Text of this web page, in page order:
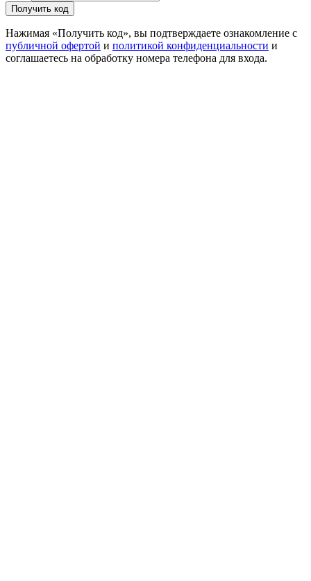
Получить код
Нажимая «Получить код», вы подтверждаете ознакомление с
публичной офертой и политикой конфиденциальности и
соглашаетесь на обработку номера телефона для входа.